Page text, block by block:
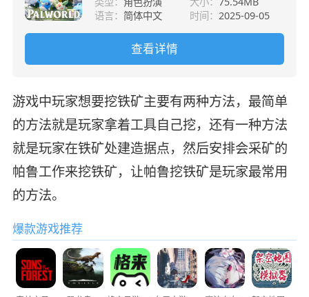
语言： 简体中文 时间： 2025-09-05
查看详情
游戏中玩家想要挖铁矿主要有两种方法，最简单
的方法就是玩家拿着工具自己挖，还有一种方法
就是玩家在铁矿处建造据点，然后安排会采矿的
帕鲁工作来挖铁矿，让帕鲁挖铁矿是玩家最常用
的方法。
爆款游戏推荐